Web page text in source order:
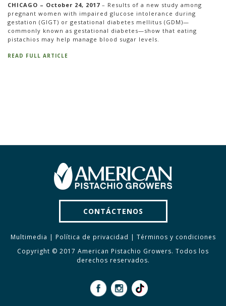
CHICAGO – October 24, 2017 – Results of a new study among
pregnant women with impaired glucose intolerance during
gestation (GIGT) or gestational diabetes mellitus (GDM)—
commonly known as gestational diabetes—show that eating
pistachios may help manage blood sugar levels.
READ FULL ARTICLE
CONTÁCTENOS
Multimedia | Política de privacidad | Términos y condiciones
Copyright © 2017 American Pistachio Growers. Todos los
derechos reservados.